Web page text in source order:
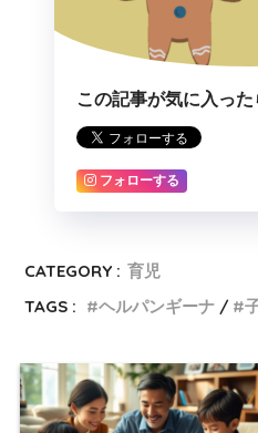
この記事が気に入っ
フォローする
CATEGORY : 育児
TAGS :
ヘルパンギーナ